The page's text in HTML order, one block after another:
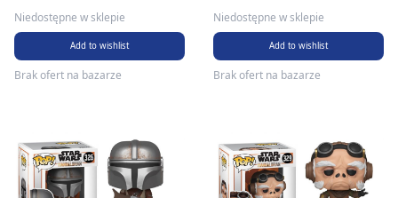
Niedostępne w sklepie
Add to wishlist
Brak ofert na bazarze
Niedostępne w sklepie
Add to wishlist
Brak ofert na bazarze